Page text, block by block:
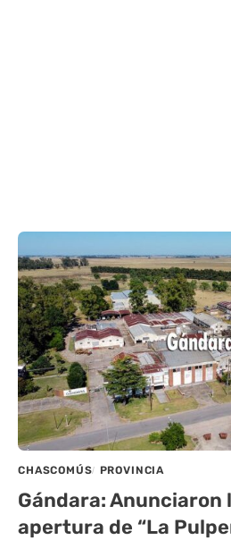
CHASCOMÚS PROVINCIA
Gándara: Anunciaron
apertura de “La